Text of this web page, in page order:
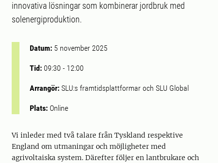
innovativa lösningar som kombinerar jordbruk med
solenergiproduktion.
Datum: 5 november 2025
Tid: 09:30 - 12:00
Arrangör: SLU:s framtidsplattformar och SLU Global
Plats: Online
Vi inleder med två talare från Tyskland respektive
England om utmaningar och möjligheter med
agrivoltaiska system. Därefter följer en lantbrukare och